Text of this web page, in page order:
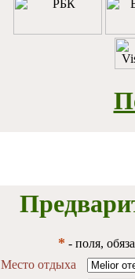
* - поля,
Место отдыха